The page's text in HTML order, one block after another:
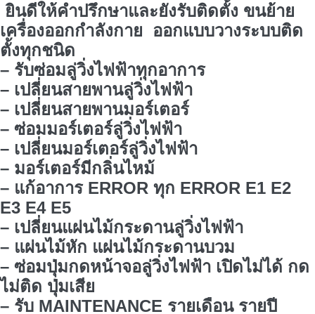
ยินดีให้คำปรึกษาและยังรับติดตั้ง ขนย้าย
เครื่องออกกำลังกาย ออกแบบวางระบบติด
ตั้งทุกชนิด
– รับซ่อมลู่วิ่งไฟฟ้าทุกอาการ
– เปลี่ยนสายพานลู่วิ่งไฟฟ้า
– เปลี่ยนสายพานมอร์เตอร์
– ซ่อมมอร์เตอร์ลู่วิ่งไฟฟ้า
– เปลี่ยนมอร์เตอร์ลู่วิ่งไฟฟ้า
– มอร์เตอร์มีกลิ่นไหม้
– แก้อาการ ERROR ทุก ERROR E1 E2
E3 E4 E5
– เปลี่ยนแผ่นไม้กระดานลู่วิ่งไฟฟ้า
– แผ่นไม้หัก แผ่นไม้กระดานบวม
– ซ่อมปุ่มกดหน้าจอลู่วิ่งไฟฟ้า เปิดไม่ได้ กด
ไม่ติด ปุ่มเสีย
– รับ MAINTENANCE รายเดือน รายปี